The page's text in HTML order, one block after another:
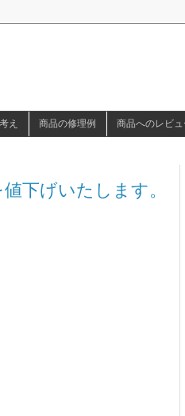
え 商品の修理例 商品へのレビ
下げいたします。